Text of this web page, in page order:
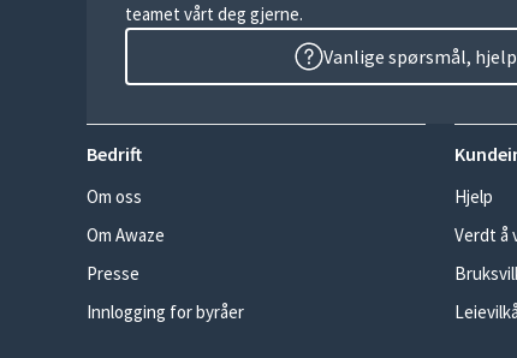
teamet vårt deg gjerne.
Vanlige spørsmål,
Bedrift
Om oss
Om Awaze
Presse
Innlogging for byråer
Hjelp
Verdt å